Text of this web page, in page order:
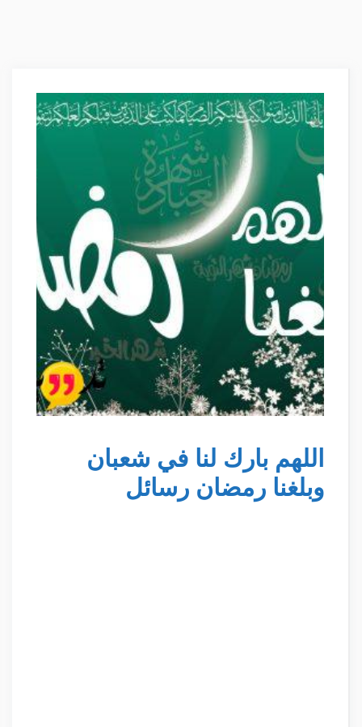
اللهم بارك لنا في شعبان
وبلغنا رمضان رسائل